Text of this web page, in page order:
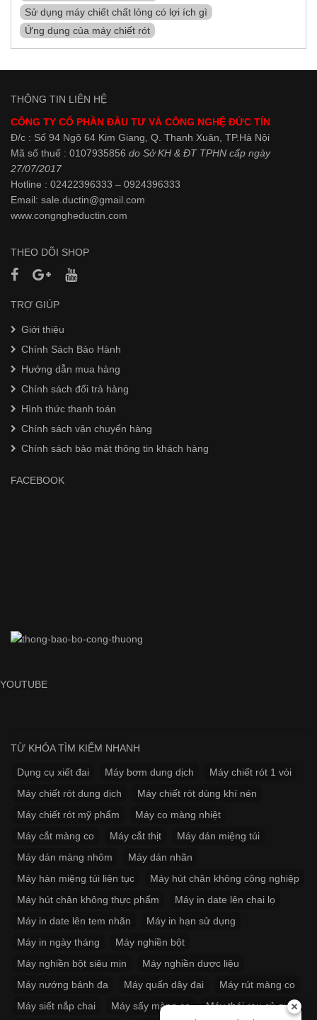
Sử dụng máy chiết chất lỏng có lợi ích gì
Ứng dụng của máy chiết rót
THÔNG TIN LIÊN HỆ
CÔNG TY CỔ PHẦN ĐẦU TƯ VÀ CÔNG NGHỆ ĐỨC TÍN
Đ/c : Số 94 Ngõ 64 Kim Giang, Q. Thanh Xuân, TP.Hà Nội
Mã số thuế : 0107935856 do Sở KH & ĐT TPHN cấp ngày
27/07/2017
Hotline : 02422396333 – 0924396333
Email: sale.ductin@gmail.com
www.congngheductin.com
THEO DÕI SHOP
TRỢ GIÚP
Giới thiệu
Chính Sách Bảo Hành
Hướng dẫn mua hàng
Chính sách đổi trả hàng
Hình thức thanh toán
Chính sách vận chuyển hàng
Chính sách bảo mật thông tin khách hàng
FACEBOOK
YOUTUBE
TỪ KHÓA TÌM KIẾM NHANH
Dụng cụ xiết đai Máy bơm dung dịch
Máy chiết rót 1 vòi
Máy chiết rót dung dịch
Máy chiết rót dùng khí nén
Máy chiết rót mỹ phẩm
Máy co màng nhiệt
Máy cắt màng co
Máy cắt thịt
Máy dán miệng túi
Máy dán màng nhôm
Máy dán nhãn
Máy hàn miệng túi liên tục
Máy hút chân không công nghiệp
Máy hút chân không thực phẩm
Máy in date lên chai lọ
Máy in date lên tem nhãn
Máy in hạn sử dụng
Máy in ngày tháng
Máy nghiền bột
Máy nghiền bột siêu mịn
Máy nghiền dược liệu
Máy nướng bánh đa
Máy quấn dây đai
Máy rút màng co
Máy siết nắp chai
Máy sấy màng co
Máy thái rau củ quả